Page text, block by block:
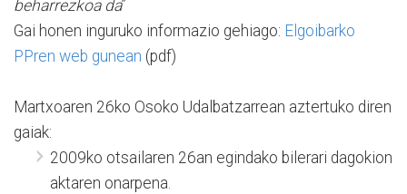
beharrezkoa da”
Gai honen inguruko informazio gehiago: Elgoibarko
PPren web gunean (pdf)
Martxoaren 26ko Osoko Udalbatzarrean aztertuko diren
gaiak:
2009ko otsailaren 26an egindako bilerari dagokion
aktaren onarpena.